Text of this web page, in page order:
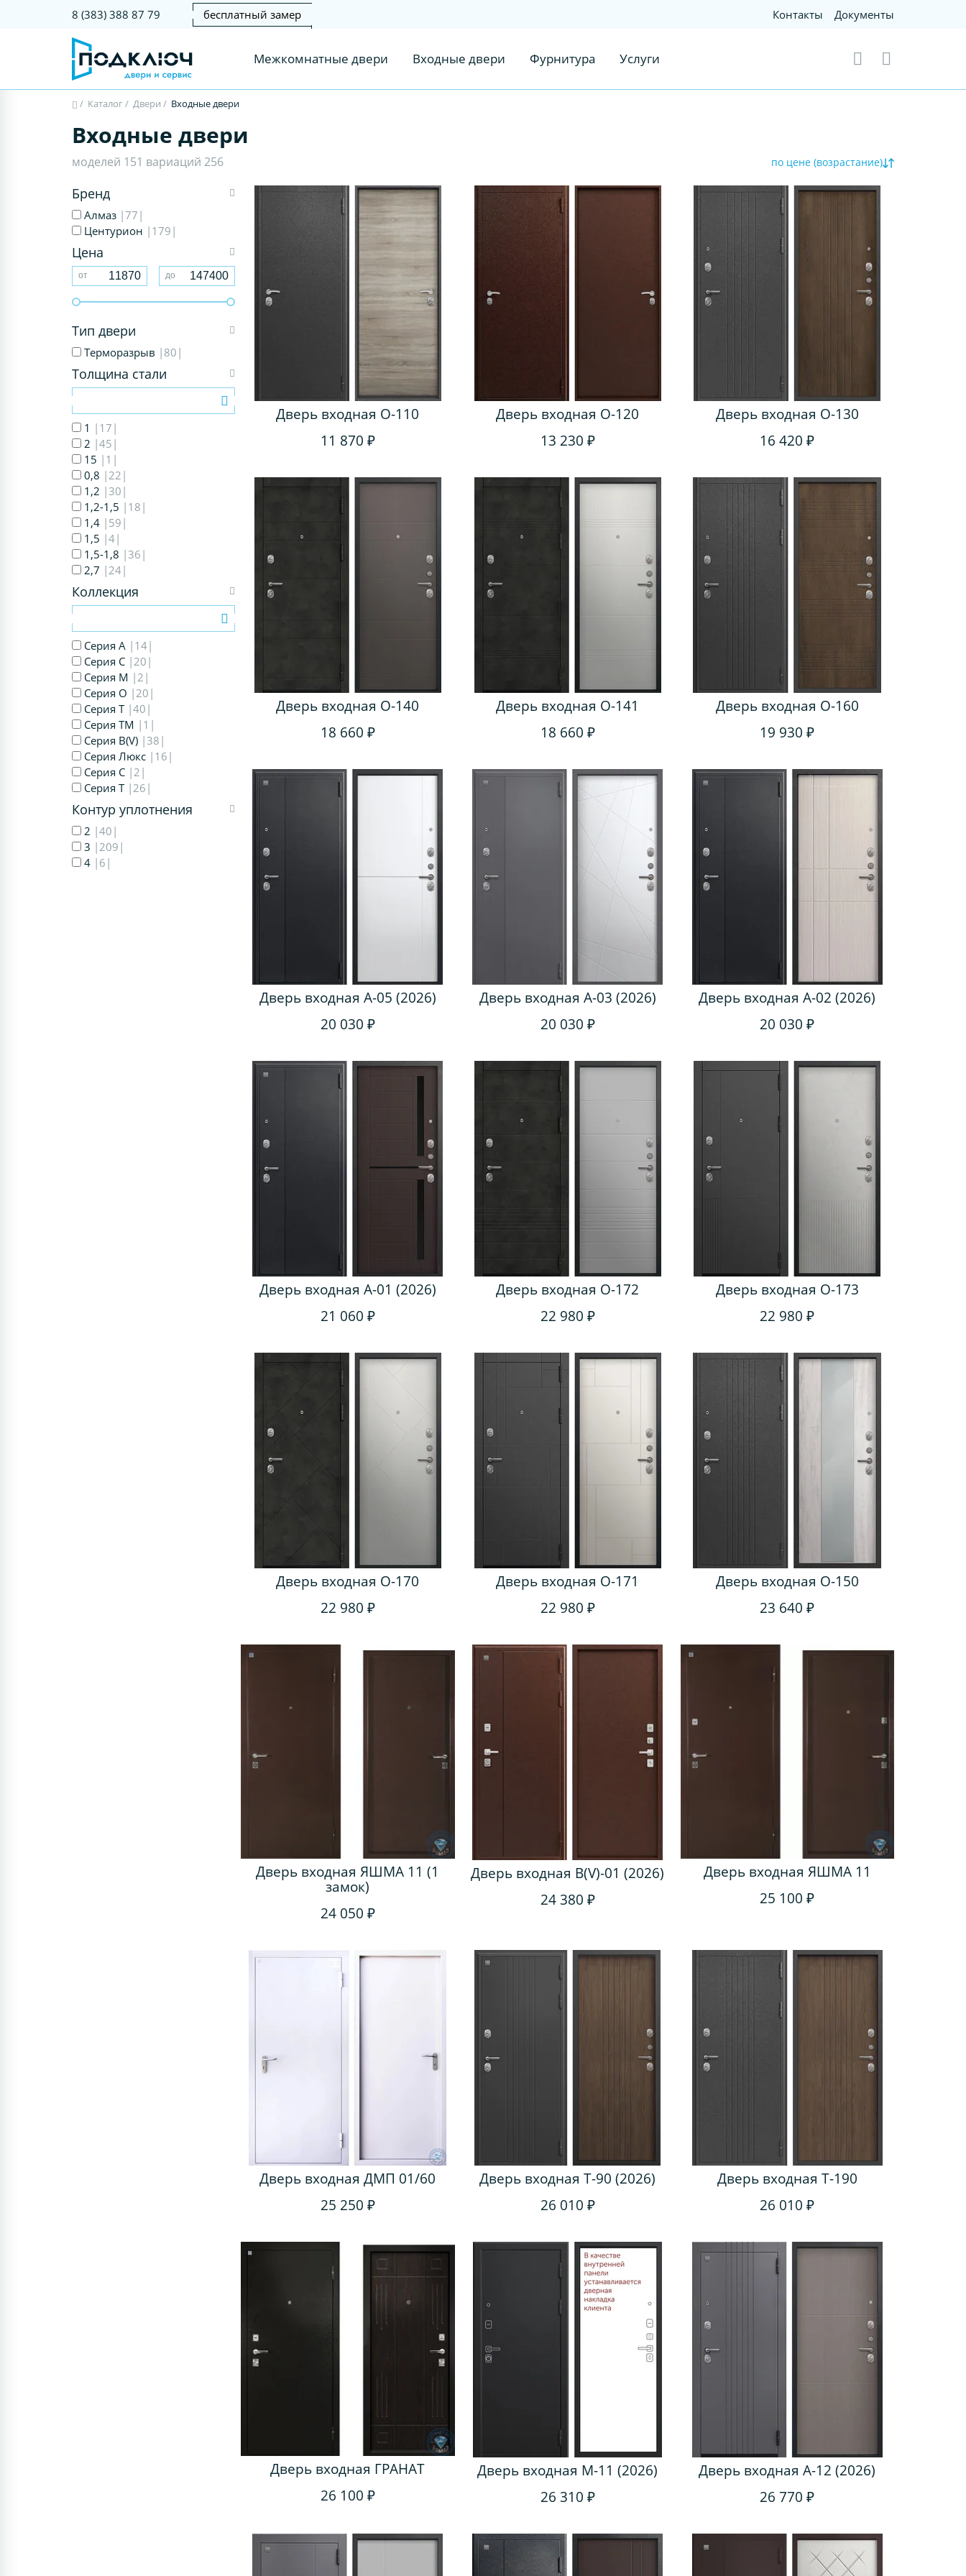
8 (383) 388 87 79 бесплатный замер Контакты Документы
Межкомнатные двери Входные двери Фурнитура Услуги
/ Каталог/ Двери / Входные двери
Входные двери
моделей 151 вариаций 256 по цене (возрастание)
Бренд
Алмаз |77|
Центурион |179|
Цена
от до
Тип двери
Терморазрыв |80|
Толщина стали
1 |17|
2 |45|
15 |1|
0,8 |22|
1,2 |30|
1,2-1,5 |18|
1,4 |59|
1,5 |4|
1,5-1,8 |36|
2,7 |24|
Коллекция
Серия A |14|
Серия C |20|
Серия M |2|
Серия O |20|
Серия T |40|
Серия TM |1|
Серия В(V) |38|
Серия Люкс |16|
Серия С |2|
Серия Т |26|
Контур уплотнения
2 |40|
3 |209|
4 |6|
Дверь входная O-110
11 870 ₽
Дверь входная O-120
13 230 ₽
Дверь входная O-130
16 420 ₽
Дверь входная O-140
18 660 ₽
Дверь входная O-141
18 660 ₽
Дверь входная O-160
19 930 ₽
Дверь входная A-05 (2026)
20 030 ₽
Дверь входная A-03 (2026)
20 030 ₽
Дверь входная A-02 (2026)
20 030 ₽
Дверь входная A-01 (2026)
21 060 ₽
Дверь входная O-172
22 980 ₽
Дверь входная O-173
22 980 ₽
Дверь входная O-170
22 980 ₽
Дверь входная O-171
22 980 ₽
Дверь входная O-150
23 640 ₽
Дверь входная ЯШМА 11 (1
замок)
24 050 ₽
Дверь входная В(V)-01 (2026)
24 380 ₽
Дверь входная ЯШМА 11
25 100 ₽
Дверь входная ДМП 01/60
25 250 ₽
Дверь входная Т-90 (2026)
26 010 ₽
Дверь входная T-190
26 010 ₽
Дверь входная ГРАНАТ
26 100 ₽
Дверь входная M-11 (2026)
26 310 ₽
Дверь входная A-12 (2026)
26 770 ₽